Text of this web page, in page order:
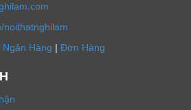
noithatnghilam
Ngân Hàng | Đơn Hàng